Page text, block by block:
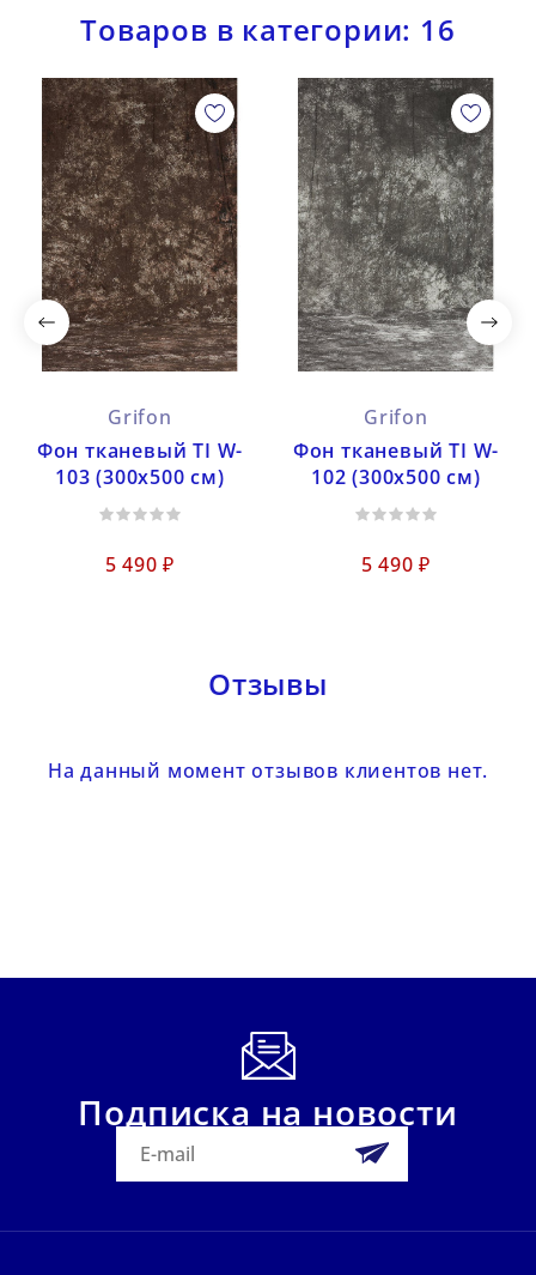
Товаров в категории: 16
Grifon
Фон тканевый TI W-
103 (300х500 см)
5 490 ₽
Grifon
Фон тканевый TI W-
102 (300х500 см)
5 490 ₽
Отзывы
На данный момент отзывов клиентов нет.
Подписка на новости